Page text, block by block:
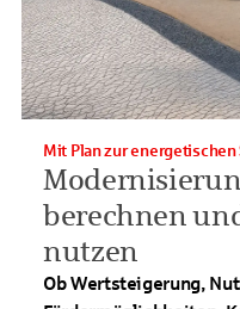
berechnen
nutzen
Mit Plan zur energetischen
Ob Wertsteigerung,